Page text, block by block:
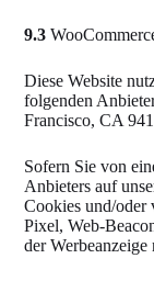
9.3
Diese Website
folgenden
Francisco, CA
Sofern Sie von
Anbieters auf
Cookies und/oder
Pixel, Web-
der